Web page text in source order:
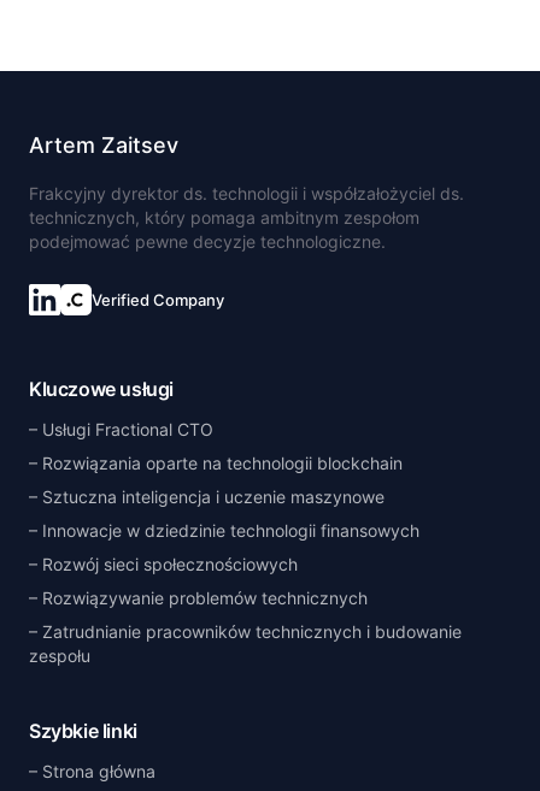
Artem Zaitsev
Frakcyjny dyrektor ds. technologii i współzałożyciel ds.
technicznych, który pomaga ambitnym zespołom
podejmować pewne decyzje technologiczne.
Verified Company
Kluczowe usługi
Usługi Fractional CTO
Rozwiązania oparte na technologii blockchain
Sztuczna inteligencja i uczenie maszynowe
Innowacje w dziedzinie technologii finansowych
Rozwój sieci społecznościowych
Rozwiązywanie problemów technicznych
Zatrudnianie pracowników technicznych i budowanie
zespołu
Szybkie linki
Strona główna